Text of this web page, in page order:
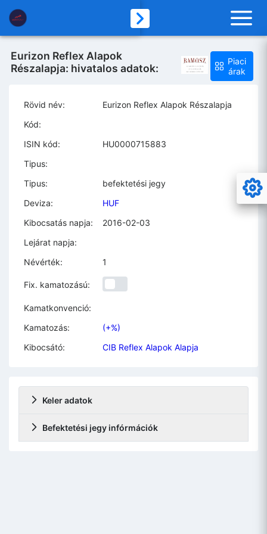
Eurizon Reflex Alapok
Részalapja: hivatalos adatok:
Piaci
árak
Rövid név:
Eurizon Reflex Alapok Részalapja
Kód:
ISIN kód:
HU0000715883
Tipus:
Tipus:
befektetési jegy
Deviza:
HUF
Kibocsatás napja:
2016-02-03
Lejárat napja:
Névérték:
1
Fix. kamatozású:
Kamatkonvenció:
Kamatozás:
(+%)
Kibocsátó:
CIB Reflex Alapok Alapja
Keler adatok
Befektetési jegy infórmációk